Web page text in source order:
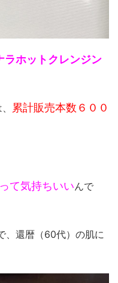
ラホットクレンジン
累計販売本数６００
て気持ちいいんで
、還暦（60代）の肌に